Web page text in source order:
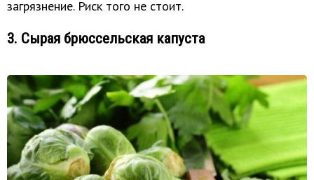
загрязнение. Риск того не стоит.
3. Сырая брюссельская капуста